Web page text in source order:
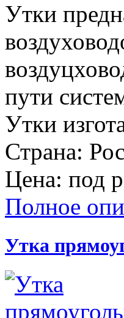
Утки
пути
Утки
Страна:
Цена: под
Полное
Утка